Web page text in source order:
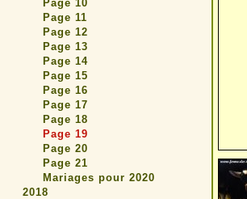
Page 10
Page 11
Page 12
Page 13
Page 14
Page 15
Page 16
Page 17
Page 18
Page 19
Page 20
Page 21
Mariages pour 2020
2018